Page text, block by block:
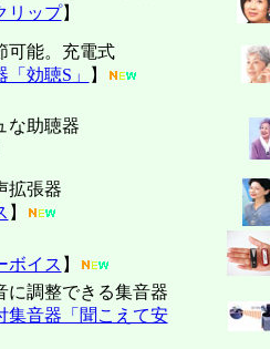
リップ】
可能。充電式
効聴S」 】
な助聴器
拡張器
】
ボイス 】
に調整できる集音器
集音器「聞こえて安